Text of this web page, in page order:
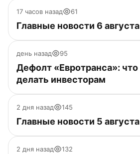
17 часов назад 61
Главные новости 6 августа
день назад 95
Дефолт «Евротранса»: что
делать инвесторам
2 дня назад 145
Главные новости 5 августа
2 дня назад 132